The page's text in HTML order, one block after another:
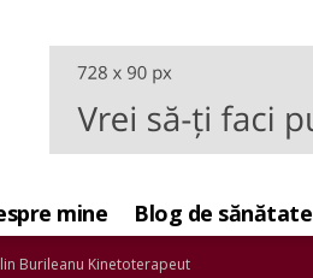
mine Blog de sănătate
Burileanu Kinetoterapeut